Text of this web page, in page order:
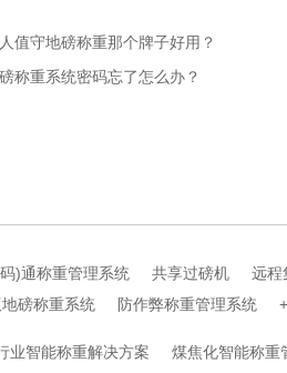
值守地磅称重那个牌子好用？
称重系统密码忘了怎么办？
)通称重管理系统 共享过磅机 远程
磅称重系统 防作弊称重管理系统
业智能称重解决方案 煤焦化智能称重